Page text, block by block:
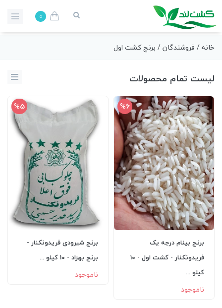
0
خانه/ فروشندگان/ برنج کشت اول
لیست تمام محصولات
%6
برنج بینام درجه یک
فریدونکنار - کشت اول - 10
کیلو ...
ناموجود
%5
برنج شیرودی فریدونکنار -
برنج بهزاد - 10 کیلو ...
ناموجود